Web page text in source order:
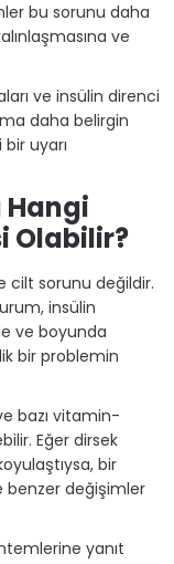
bu sorunu daha
ve
ve insülin direnci
daha belirgin
uyarı
Hangi
Olabilir?
cilt sorunu değildir.
insülin
ve boyunda
bir problemin
bazı vitamin-
Eğer dirsek
bir
benzer değişimler
yanıt